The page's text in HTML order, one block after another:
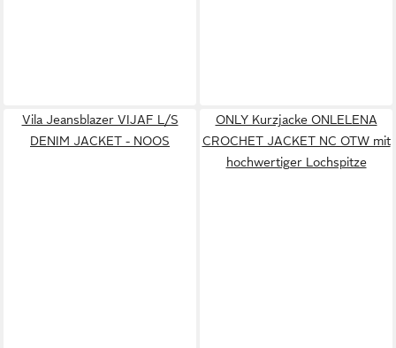
Vila Jeansblazer VIJAF L/S
DENIM JACKET - NOOS
ONLY Kurzjacke ONLELENA
CROCHET JACKET NC OTW mit
hochwertiger Lochspitze